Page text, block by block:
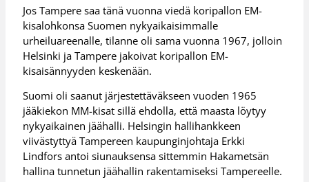
Jos Tampere saa tänä vuonna viedä koripallon EM-
kisalohkonsa Suomen nykyaikaisimmalle
urheiluareenalle, tilanne oli sama vuonna 1967, jolloin
Helsinki ja Tampere jakoivat koripallon EM-
kisaisännyyden keskenään.
Suomi oli saanut järjestettäväkseen vuoden 1965
jääkiekon MM-kisat sillä ehdolla, että maasta löytyy
nykyaikainen jäähalli. Helsingin hallihankkeen
viivästyttyä Tampereen kaupunginjohtaja Erkki
Lindfors antoi siunauksensa sittemmin Hakametsän
hallina tunnetun jäähallin rakentamiseksi Tampereelle.